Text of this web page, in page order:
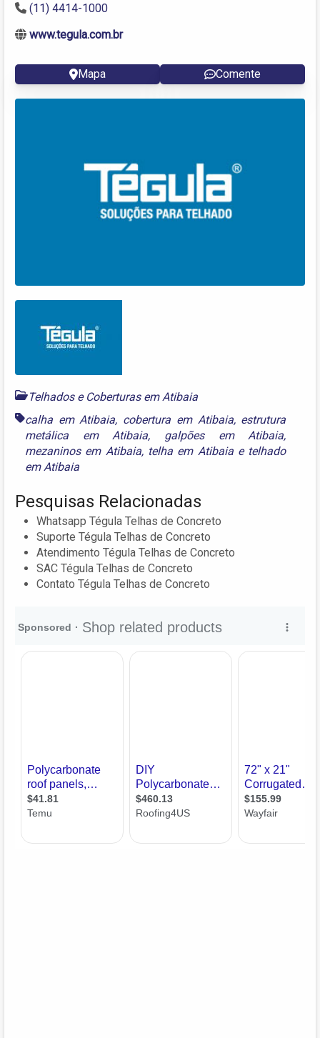
(11) 4414-1000
www.tegula.com.br
Mapa Comente
Telhados e Coberturas em Atibaia
calha em Atibaia, cobertura em Atibaia, estrutura
metálica em Atibaia, galpões em Atibaia,
mezaninos em Atibaia, telha em Atibaiae telhado
em Atibaia
Pesquisas Relacionadas
Whatsapp Tégula Telhas de Concreto
Suporte Tégula Telhas de Concreto
Atendimento Tégula Telhas de Concreto
SAC Tégula Telhas de Concreto
Contato Tégula Telhas de Concreto